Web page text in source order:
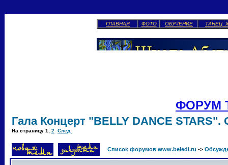
ГЛАВНАЯ ФОТО ОБУЧЕНИЕ ТАНЕЦ
ФОРУМ
Гала Концерт "BELLY DANCE
На страницу 1 2 След.
Список форумов www.beledi.ru ->